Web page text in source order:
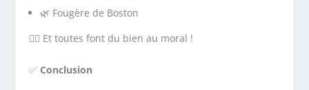
🌿 Fougère de Boston
🧘‍♀️ Et toutes font du bien au moral !
✅ Conclusion